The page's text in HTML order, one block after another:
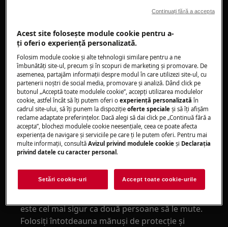
ATENȚIE!RISC DE ACCIDENTARE
Întotdeauna fiți atenți când mutați
este cel mai sigur ca două persoane să le mute.
Folosiți întotdeauna mănuși de protecție și
Acest site folosește module cookie pentru a-
ţi oferi o experienţă personalizată.
Folosim module cookie și alte tehnologii similare pentru a ne
îmbunătăţi site-ul, precum și în scopuri de marketing și promovare. De
asemenea, partajăm informaţii despre modul în care utilizezi site-ul, cu
partenerii noștri de social media, promovare și analiză. Dând click pe
butonul „Acceptă toate modulele cookie”, accepţi utilizarea modulelor
cookie, astfel încât să îţi putem oferi oexperienţă personalizată în
cadrul site-ului, să îţi punem la dispoziţieoferte speciale și să îţi afișăm
reclame adaptate preferinţelor. Dacă alegi să dai click pe „Continuă fără a
accepta”, blochezi modulele cookie neesenţiale, ceea ce poate afecta
experienţa de navigare și serviciile pe care ţi le putem oferi. Pentru mai
multe informaţii, consultăAvizul privind modulele cookie și Declaraţia
privind datele cu caracter personal.
Setări cookie-uri Accept toate cookie-urile
Continuați fără a accepta